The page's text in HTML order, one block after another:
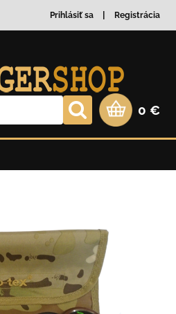
Prihlásiť sa Registrácia
0 €